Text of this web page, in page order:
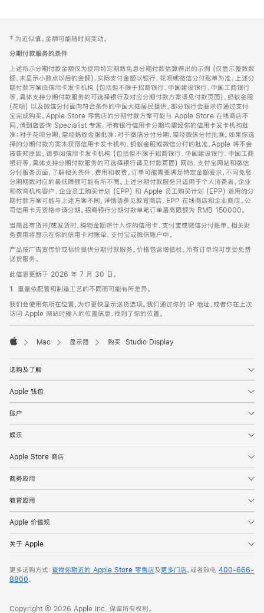
页
页
脚
注
‡ 为近似值。金额可能随时间变动。
分期付款服务的条件
上述所示分期付款金额仅为使用特定期数免息分期付款估算得出的示例 (仅显示整数数
额，未显示小数点以后的金额)，实际支付金额以银行、花呗或微信分付账单为准。上述分
期付款方案由信用卡发卡机构 (包括但不限于招商银行、中国建设银行、中国工商银行
等，具体支持分期付款服务的可选择银行及对应分期付款方案请见付款页面)、蚂蚁金服
(花呗) 以及微信分付面向符合条件的中国大陆居民提供。部分银行会要求你通过支付
宝完成购买。Apple Store 零售店的分期付款方案可能与 Apple Store 在线商店不
同，请到店咨询 Specialist 专家。所有银行信用卡分期均需经你的信用卡发卡机构批
准；对于花呗分期，需经蚂蚁金服批准；对于微信分付分期，需经微信分付批准。如果你选
择的分期付款方案未获得信用卡发卡机构、蚂蚁金服或微信分付的批准，Apple 将不会
被告知原因。请参阅信用卡发卡机构 (包括但不限于招商银行、中国建设银行、中国工商
银行等，具体支持分期付款服务的可选择银行请见付款页面) 网站、支付宝网站和微信
分付服务页面，了解相关条件、费用和收费。订单可能需要满足特定金额要求，不同免息
分期期数对应的最低限额可能有所不同。上述分期付款服务只适用于个人消费者。企业
和教育机构客户、企业员工购买计划 (EPP) 和 Apple 员工购买计划 (EPP) 适用的分
期付款方案可能与上述方案不同，详情请参见教育商店、EPP 在线商店和企业商店。公
司信用卡无资格申请分期。招商银行分期付款单笔订单最高限额为 RMB 150000。
当商品有货并/或发货时，购物金额将计入你的信用卡、支付宝或微信分付账单。相关财
务费用将显示在你的信用卡对账单、支付宝或微信账户中。
产品按广告宣传价或标价提供分期付款服务。价格包含增值税。所有订单均可享受免费
送货服务。
此信息更新于 2026 年 7 月 30 日。
1. 重量依配置和制造工艺的不同而可能有所差异。
我们会使用你所在位置，为你更快显示送货选项。我们通过你的 IP 地址，或者你在上次
访问 Apple 网站时输入的位置信息，找到了你的位置。
Mac 显示器 购买 Studio Display
选购及了解
Apple 钱包
账户
娱乐
Apple Store 商店
商务应用
教育应用
Apple 价值观
关于 Apple
更多选购方式：查找你附近的 Apple Store 零售店及更多门店，或者致电 400-666-
8800。
Copyright © 2026 Apple Inc. 保留所有权利。